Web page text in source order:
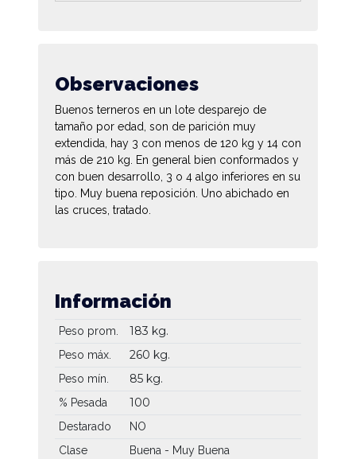
Observaciones
Buenos terneros en un lote desparejo de
tamaño por edad, son de parición muy
extendida, hay 3 con menos de 120 kg y 14 con
más de 210 kg. En general bien conformados y
con buen desarrollo, 3 o 4 algo inferiores en su
tipo. Muy buena reposición. Uno abichado en
las cruces, tratado.
Información
Peso prom. 183 kg.
Peso máx. 260 kg.
Peso mín. 85 kg.
% Pesada 100
Destarado
NO
Clase
Buena - Muy Buena